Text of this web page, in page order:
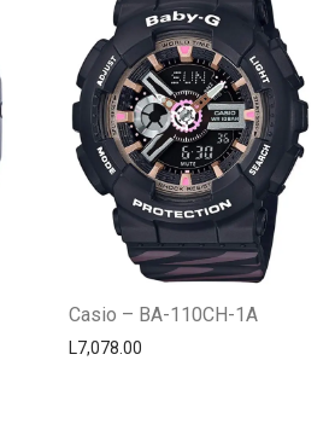
Casio – BA-110CH-1A
L7,078.00